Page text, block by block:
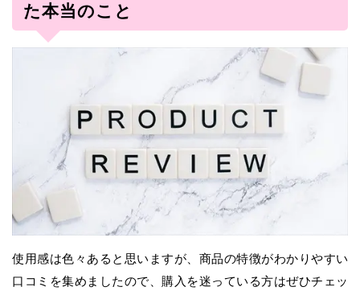
た本当のこと
使用感は色々あると思いますが、商品の特徴がわかりやすい
口コミを集めましたので、購入を迷っている方はぜひチェッ